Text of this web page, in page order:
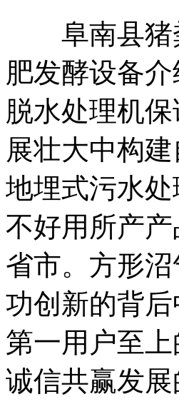
阜南县猪粪
肥发酵设备
脱水处理机
展壮大中构
地埋式污水
不好用所产
省市。方形
功创新的背
第一用户至
诚信共赢发